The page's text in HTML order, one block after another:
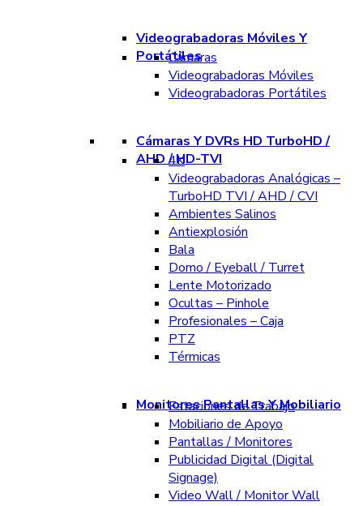
Videograbadoras Móviles Y
Portátiles
Cámaras
Videograbadoras Móviles
Videograbadoras Portátiles
Cámaras Y DVRs HD TurboHD /
AHD / HD-TVI
4K
Videograbadoras Analógicas –
TurboHD TVI / AHD / CVI
Ambientes Salinos
Antiexplosión
Bala
Domo / Eyeball / Turret
Lente Motorizado
Ocultas – Pinhole
Profesionales – Caja
PTZ
Térmicas
Monitores Pantallas Y Mobiliario
Estaciones de Trabajo
Mobiliario de Apoyo
Pantallas / Monitores
Publicidad Digital (Digital
Signage)
Video Wall / Monitor Wall